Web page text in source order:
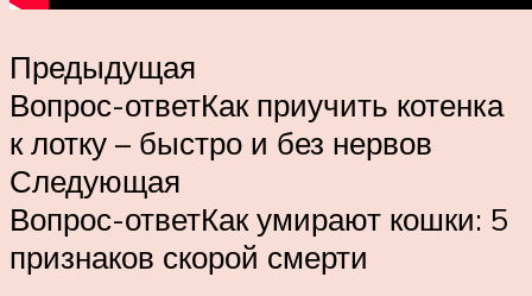
Предыдущая
Вопрос-ответКак приучить котенка
к лотку – быстро и без нервов
Следующая
Вопрос-ответКак умирают кошки: 5
признаков скорой смерти